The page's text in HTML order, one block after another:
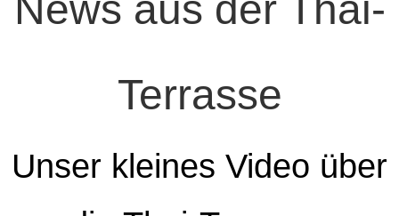
Terrasse
Unser kleines Video über